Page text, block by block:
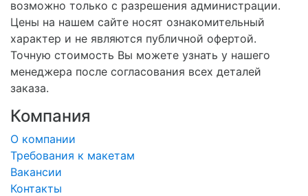
возможно только с разрешения администрации.
Цены на нашем сайте носят ознакомительный
характер и не являются публичной офертой.
Точную стоимость Вы можете узнать у нашего
менеджера после согласования всех деталей
заказа.
Компания
О компании
Требования к макетам
Вакансии
Контакты